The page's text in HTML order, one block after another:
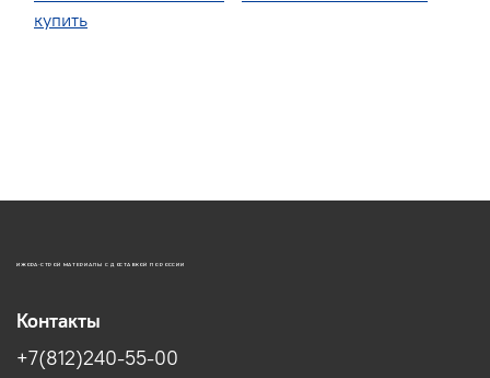
купить
ИЖОРА-СТРОЙ МАТЕРИАЛЫ С ДОСТАВКОЙ ПО РОССИИ
Контакты
+7(812)240-55-00